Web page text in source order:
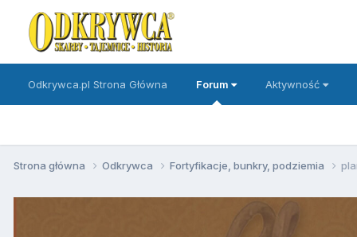
Odkrywca.pl Strona Główna Forum Aktywność
Strona główna Odkrywca Fortyfikacje, bunkry, podziemia